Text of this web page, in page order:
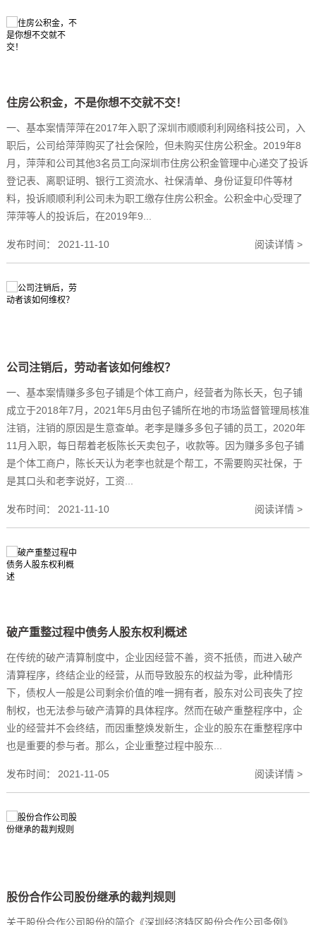
住房公积金，不是你想不交就不交！
一、基本案情萍萍在2017年入职了深圳市顺顺利利网络科技公司，入
职后，公司给萍萍购买了社会保险，但未购买住房公积金。2019年8
月，萍萍和公司其他3名员工向深圳市住房公积金管理中心递交了投诉
登记表、离职证明、银行工资流水、社保清单、身份证复印件等材
料，投诉顺顺利利公司未为职工缴存住房公积金。公积金中心受理了
萍萍等人的投诉后，在2019年9...
发布时间： 2021-11-10 阅读详情 >
公司注销后，劳动者该如何维权？
一、基本案情赚多多包子铺是个体工商户，经营者为陈长天，包子铺
成立于2018年7月，2021年5月由包子铺所在地的市场监督管理局核准
注销，注销的原因是生意查单。老李是赚多多包子铺的员工，2020年
11月入职，每日帮着老板陈长天卖包子，收款等。因为赚多多包子铺
是个体工商户，陈长天认为老李也就是个帮工，不需要购买社保，于
是其口头和老李说好，工资...
发布时间： 2021-11-10 阅读详情 >
破产重整过程中债务人股东权利概述
在传统的破产清算制度中，企业因经营不善，资不抵债，而进入破产
清算程序，终结企业的经营，从而导致股东的权益为零，此种情形
下，债权人一般是公司剩余价值的唯一拥有者，股东对公司丧失了控
制权，也无法参与破产清算的具体程序。然而在破产重整程序中，企
业的经营并不会终结，而因重整焕发新生，企业的股东在重整程序中
也是重要的参与者。那么，企业重整过程中股东...
发布时间： 2021-11-05 阅读详情 >
股份合作公司股份继承的裁判规则
关于股份合作公司股份的简介《深圳经济特区股份合作公司条例》